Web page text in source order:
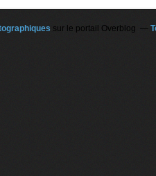
sur le portail Overblog